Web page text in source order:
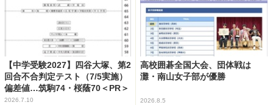
【中学受験2027】四谷大塚、第2
回合不合判定テスト（7/5実施）
偏差値…筑駒74・桜蔭70＜PR＞
2026.7.10
高校囲碁全国大会、団体戦は
灘・南山女子部が優勝
2026.8.5